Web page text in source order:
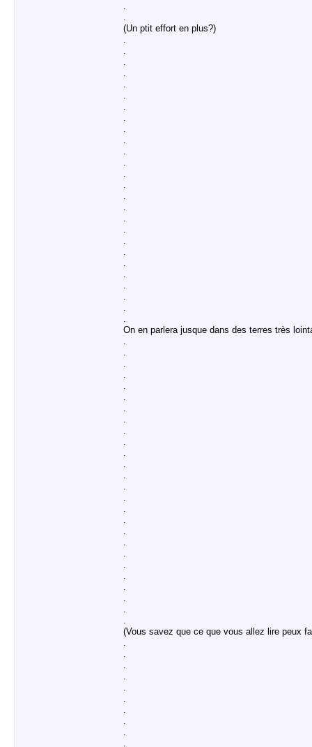
.
.
(Un ptit effort en plus?)
.
.
.
.
.
.
.
.
.
.
.
.
.
.
.
.
.
.
.
.
.
.
.
.
.
.
On en parlera jusque dans des terres très
.
.
.
.
.
.
.
.
.
.
.
.
.
.
.
.
.
.
.
.
.
.
.
.
.
.
(Vous savez que ce que vous allez lire peux
.
.
.
.
.
.
.
.
.
.